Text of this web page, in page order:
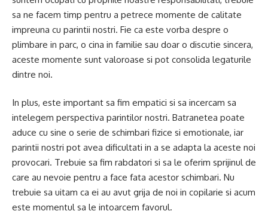
sa ne facem timp pentru a petrece momente de calitate
impreuna cu parintii nostri. Fie ca este vorba despre o
plimbare in parc, o cina in familie sau doar o discutie sincera,
aceste momente sunt valoroase si pot consolida legaturile
dintre noi.
In plus, este important sa fim empatici si sa incercam sa
intelegem perspectiva parintilor nostri. Batranetea poate
aduce cu sine o serie de schimbari fizice si emotionale, iar
parintii nostri pot avea dificultati in a se adapta la aceste noi
provocari. Trebuie sa fim rabdatori si sa le oferim sprijinul de
care au nevoie pentru a face fata acestor schimbari. Nu
trebuie sa uitam ca ei au avut grija de noi in copilarie si acum
este momentul sa le intoarcem favorul.